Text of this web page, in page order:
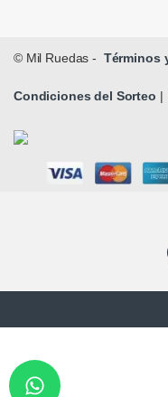
© Mil Ruedas - Términos
Condiciones del Sorteo |